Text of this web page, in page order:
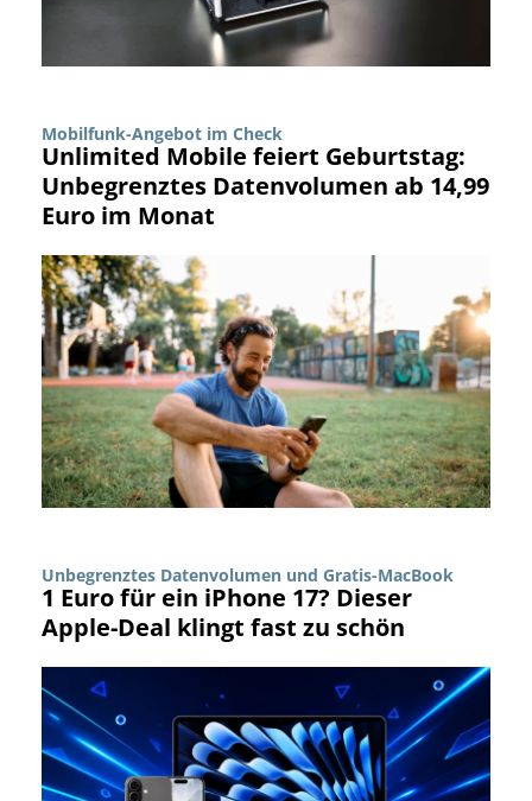
Mobilfunk-Angebot im Check
Unlimited Mobile feiert Geburtstag:
Unbegrenztes Datenvolumen ab 14,99
Euro im Monat
Unbegrenztes Datenvolumen und Gratis-MacBook
1 Euro für ein iPhone 17? Dieser
Apple-Deal klingt fast zu schön